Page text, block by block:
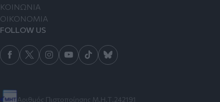
Αριθμός Πιστοποίησης Μ.Η.Τ.242191
ΚΟΙΝΩΝΙΑ
ΟΙΚΟΝΟΜΙΑ
FOLLOW US